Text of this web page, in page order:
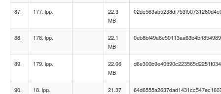
87. 177. lpp.
22.3
MB
88. 178. lpp.
22.1
MB
89. 179. lpp.
22.06
MB
90. 18. lpp.
21.37